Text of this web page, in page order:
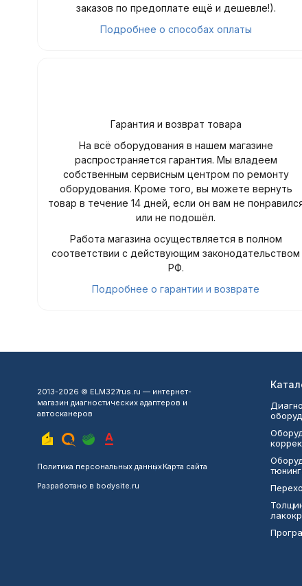
заказов по предоплате ещё и дешевле!).
Подробнее о способах оплаты
Гарантия и возврат товара
На всё оборудования в нашем магазине
распространяется гарантия. Мы владеем
собственным сервисным центром по ремонту
оборудования. Кроме того, вы можете вернуть
товар в течение 14 дней, если он вам не
или не подошёл.
Работа магазина осуществляется в полном
соответствии с действующим законодательством
РФ.
Подробнее о гарантии и возврате
2013-2026 © ELM327rus.ru — интернет-
магазин диагностических адаптеров и
автосканеров
Политика персональных данныхКарта сайта
Разработано в bodysite.ru